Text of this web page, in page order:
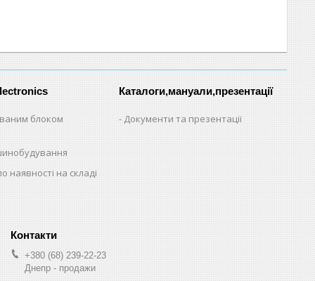
блоком
наявності на складі
Каталоги,мануали,презентації
Документи та презентації
+380 (68) 239-22-23
Днепр - продажи